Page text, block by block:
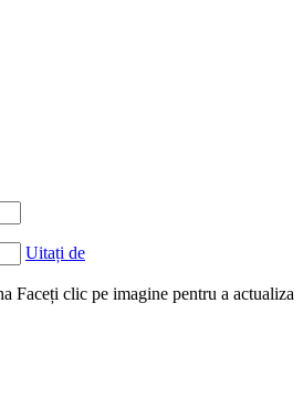
Uitați de
Faceți clic pe imagine pentru a actualiza